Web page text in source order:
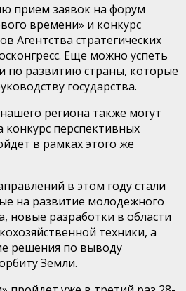
прием заявок на форум
времени» и конкурс
Агентства стратегических
Еще можно успеть
по развитию страны, которые
государства.
региона также могут
конкурс перспективных
в рамках этого же
в этом году стали
на развитие молодежного
новые разработки в области
техники, а
решения по выводу
Земли.